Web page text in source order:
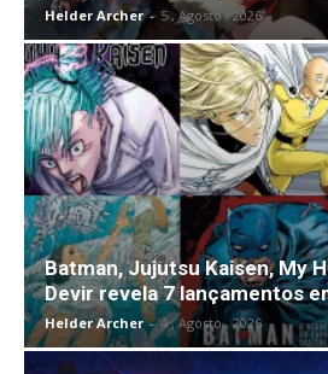
Helder Archer - 5 , Agosto , 2026
Batman, Jujutsu Kaisen, My
Devir revela 7 lançamentos
Helder Archer - 4 , Agosto , 2026